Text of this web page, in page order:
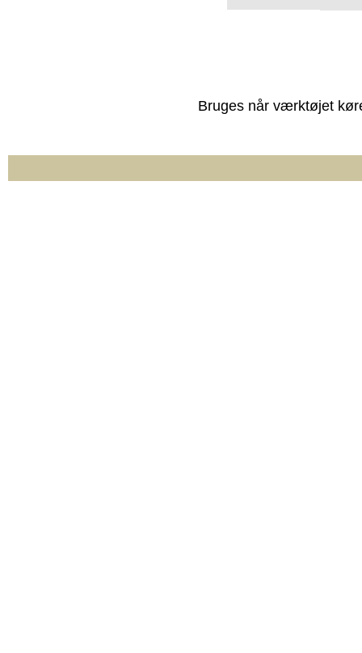
Bruges når værktøjet